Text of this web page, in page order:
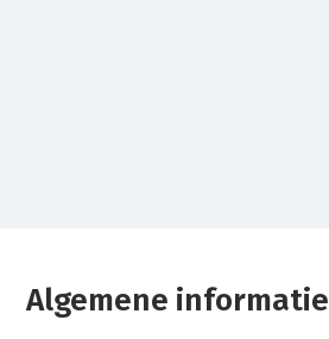
Algemene informatie